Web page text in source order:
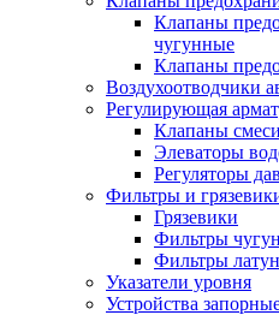
Клапаны
чугунные
Клапаны
Воздухоотводчики
Регулирующая
Клапаны
Элеваторы
Регуляторы
Фильтры и
Грязевики
Фильтры
Фильтры
Указатели уровня
Устройства